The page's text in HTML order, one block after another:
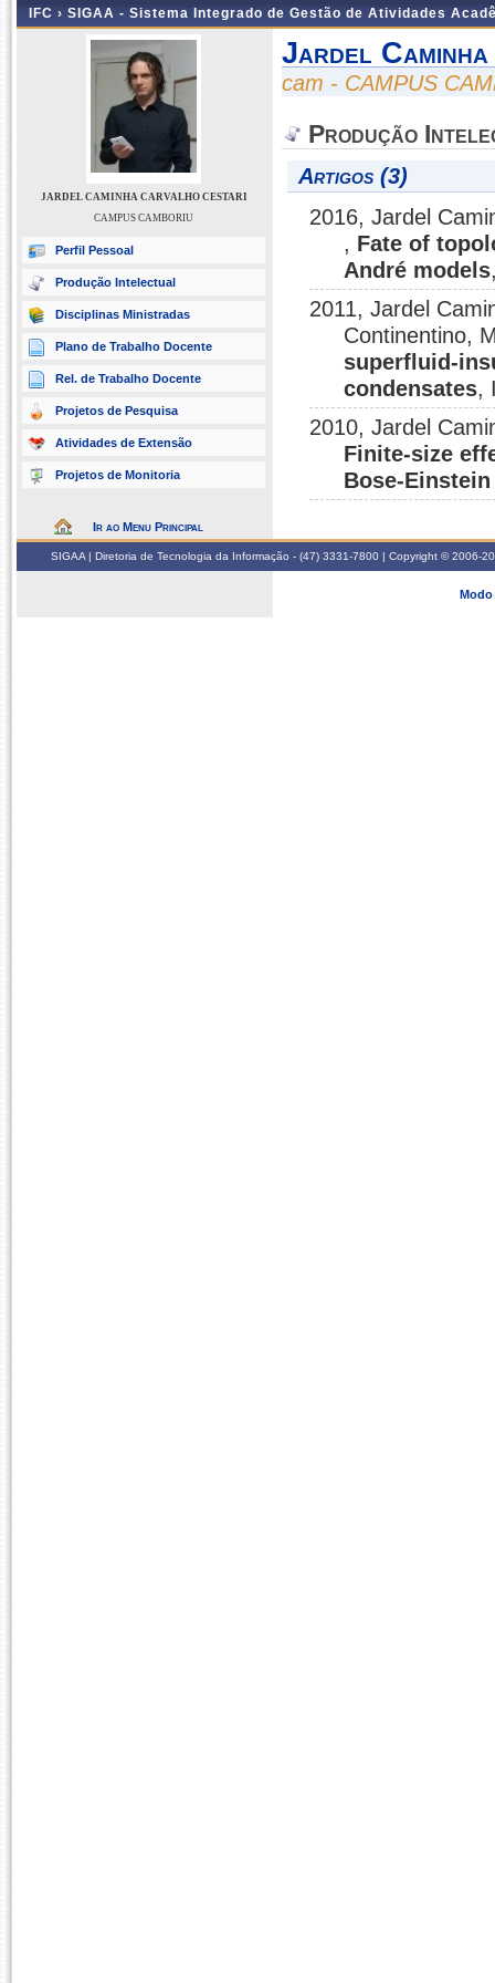
IFC › SIGAA - Sistema Integrado de Gestão de Atividades
JARDEL CAMINHA CARVALHO CESTARI
CAMPUS CAMBORIU
Perfil Pessoal
Produção Intelectual
Disciplinas Ministradas
Plano de Trabalho Docente
Rel. de Trabalho Docente
Projetos de Pesquisa
Atividades de Extensão
Projetos de Monitoria
Ir ao Menu Principal
Jardel
cam - CAMPUS
Produção
Artigos (3)
2016, Jardel
, Fate of
André models
2011, Jardel
Continentino,
superfluid-
condensates,
2010, Jardel
Finite-size
Bose-
SIGAA | Diretoria de Tecnologia da Informação - (47) 3331-7800 | Copyright © 2006-
Modo